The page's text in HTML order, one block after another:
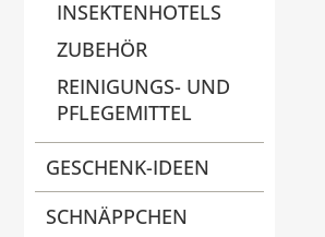
INSEKTENHOTELS
ZUBEHÖR
REINIGUNGS- UND
PFLEGEMITTEL
GESCHENK-IDEEN
SCHNÄPPCHEN